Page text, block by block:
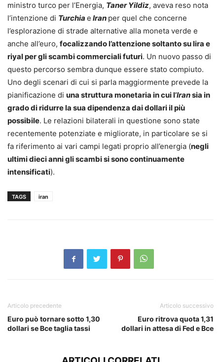
ministro turco per l’Energia, Taner Yildiz, aveva reso nota
l’intenzione di Turchia e Iran per quel che concerne
l’esplorazione di strade alternative alla moneta verde e
anche all’euro, focalizzando l’attenzione soltanto su lira e
riyal per gli scambi commerciali futuri. Un nuovo passo di
questo percorso sembra dunque essere stato compiuto.
Uno degli scenari di cui si parla maggiormente prevede la
pianificazione di una struttura monetaria in cui l’Iransia in
grado di ridurre la sua dipendenza dai dollari il più
possibile. Le relazioni bilaterali in questione sono state
recentemente potenziate e migliorate, in particolare se si
fa riferimento ai vari campi legati proprio all’energia (negli
ultimi dieci anni gli scambi si sono continuamente
intensificati).
TAGS iran
Articolo precedente
Euro può tornare sotto 1,30
dollari se Bce taglia tassi
Articolo successivo
Euro ritrova quota 1,31
dollari in attesa di Fed e Bce